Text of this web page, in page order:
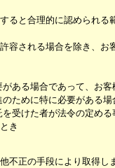
ると合理的に認められ
容される場合を除き、
ある場合であって、お
ために特に必要がある
受けた者が法令の定め
き
不正の手段により取得し